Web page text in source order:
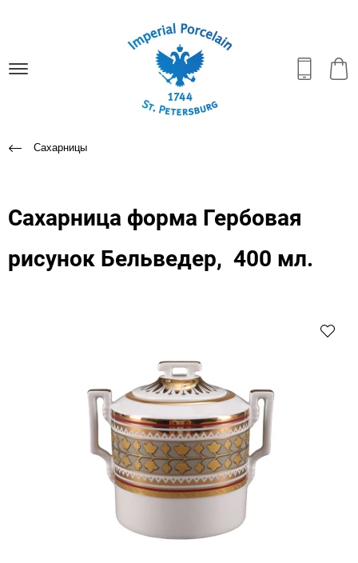
Сахарницы
Сахарница форма Гербовая
рисунок Бельведер, 400 мл.